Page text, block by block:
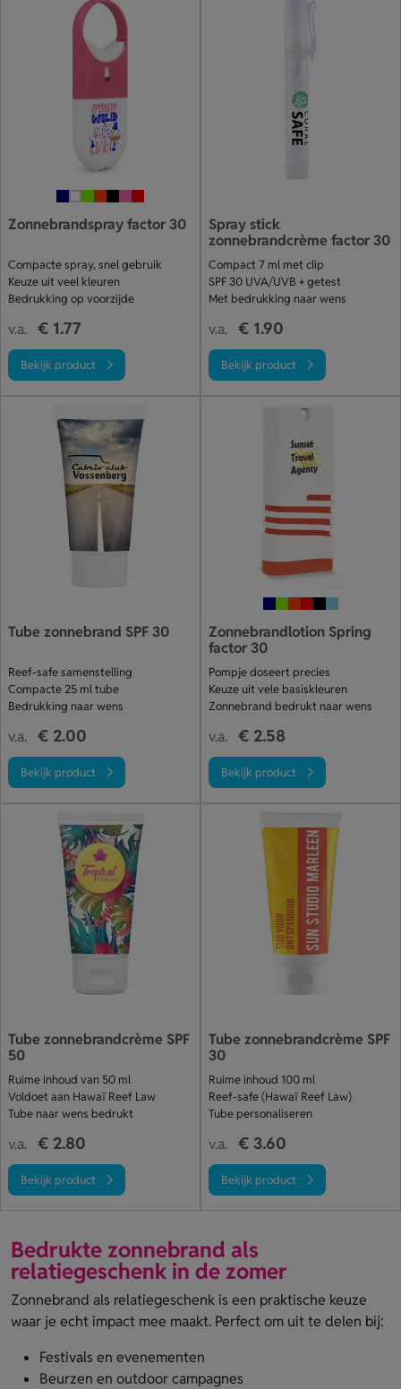
Zonnebrandspray factor 30
Compacte spray, snel gebruik
Keuze uit veel kleuren
Bedrukking op voorzijde
v.a. € 1.77
Bekijk product
Spray stick
zonnebrandcrème factor 30
Compact 7 ml met clip
SPF 30 UVA/UVB + getest
Met bedrukking naar wens
v.a. € 1.90
Bekijk product
Tube zonnebrand SPF 30
Reef-safe samenstelling
Compacte 25 ml tube
Bedrukking naar wens
v.a. € 2.00
Bekijk product
Zonnebrandlotion Spring
factor 30
Pompje doseert precies
Keuze uit vele basiskleuren
Zonnebrand bedrukt naar wens
v.a. € 2.58
Bekijk product
Tube zonnebrandcrème SPF
50
Ruime inhoud van 50 ml
Voldoet aan Hawaï Reef Law
Tube naar wens bedrukt
v.a. € 2.80
Bekijk product
Tube zonnebrandcrème SPF
30
Ruime inhoud 100 ml
Reef-safe (Hawaï Reef Law)
Tube personaliseren
v.a. € 3.60
Bekijk product
Bedrukte zonnebrand als
relatiegeschenk in de zomer
Zonnebrand als relatiegeschenk is een praktische keuze
waar je echt impact mee maakt. Perfect om uit te delen bij:
Festivals en evenementen
Beurzen en outdoor campagnes